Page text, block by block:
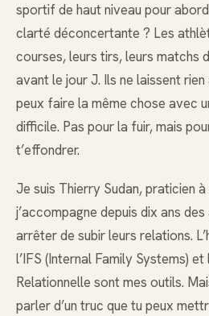
sportif de haut niveau pour
clarté déconcertante ? Les
courses, leurs tirs, leurs matchs
avant le jour J. Ils ne laissent rien
peux faire la même chose avec
difficile. Pas pour la fuir, mais
t’effondrer.
Je suis Thierry Sudan, praticien
j’accompagne depuis dix ans
arrêter de subir leurs relations.
l’IFS (Internal Family Systems) et
Relationnelle sont mes outils.
parler d’un truc que tu peux